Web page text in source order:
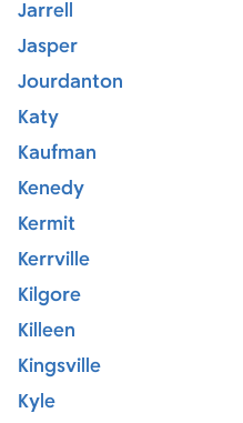
Jarrell
Jasper
Jourdanton
Katy
Kaufman
Kenedy
Kermit
Kerrville
Kilgore
Killeen
Kingsville
Kyle